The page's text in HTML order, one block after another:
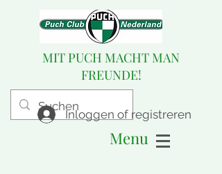
MIT PUCH MACHT MAN
FREUNDE!
Inloggen of registreren
Menu